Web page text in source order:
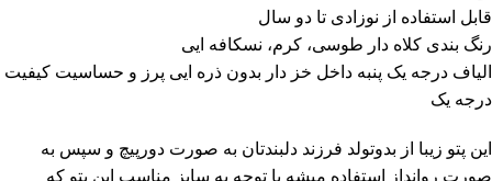
قابل استفاده از نوزادی تا دو سال
رنگ بندی کلاه دار طوسی، کرم، نسکافه ایی
الیاف درجه یک پنبه داخل خز دار بدون ذره ایی پرز و حساسیت کیفیت
درجه یک
این پتو زیبا از بدوتولد فرزند دلبندتان به صورت دورپیچ و سپس به
صورت روانداز استفاده میشه با توجه به سایز مناسب این پتو که